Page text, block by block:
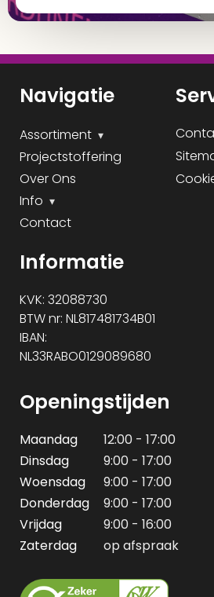
Navigatie
Assortiment
Projectstoffering
Over Ons
Info
Contact
Informatie
KVK: 32088730
BTW nr: NL817481734B01
IBAN:
NL33RABO0129089680
Openingstijden
Maandag
12:00 - 17:00
Dinsdag
9:00 - 17:00
Woensdag
9:00 - 17:00
Donderdag
9:00 - 17:00
Vrijdag
9:00 - 16:00
Zaterdag
op afspraak